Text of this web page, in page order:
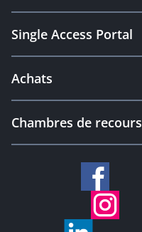
Single Access Portal
Achats
Chambres de recours